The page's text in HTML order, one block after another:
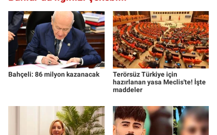
Bahçeli: 86 milyon kazanacak
Terörsüz Türkiye için
hazırlanan yasa Meclis'te! İşte
maddeler